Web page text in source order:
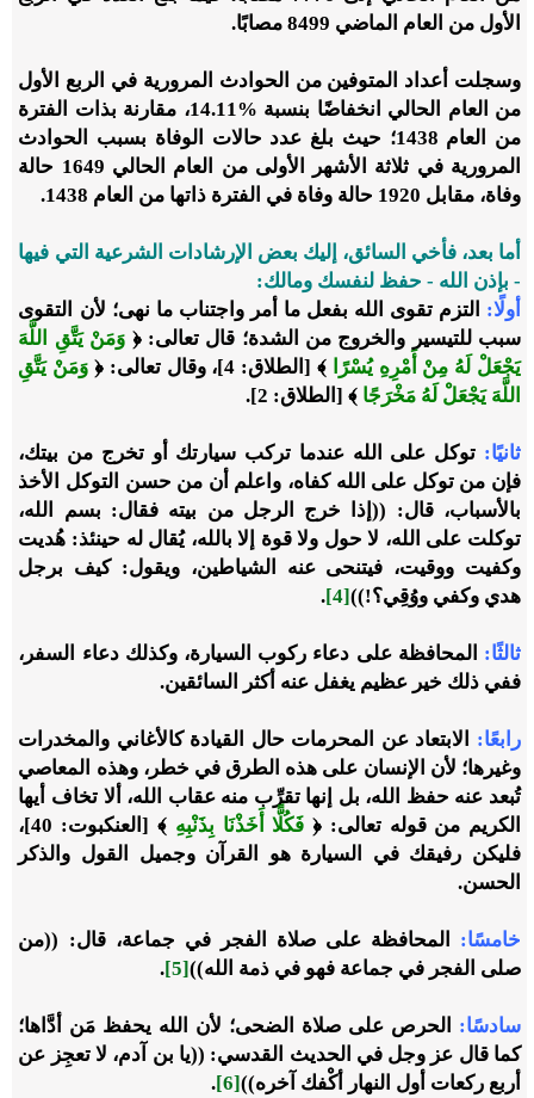
الأول من العام الماضي 8499 مصابًا.
وسجلت أعداد المتوفين من الحوادث المرورية في الربع الأول
من العام الحالي انخفاضًا بنسبة %14.11، مقارنة بذات الفترة
من العام 1438؛ حيث بلغ عدد حالات الوفاة بسبب الحوادث
المرورية في ثلاثة الأشهر الأولى من العام الحالي 1649 حالة
وفاة، مقابل 1920 حالة وفاة في الفترة ذاتها من العام 1438.
أما بعد، فأخي السائق، إليك بعض الإرشادات الشرعية التي فيها
- بإذن الله - حفظ لنفسك ومالك:
أولًا: التزم تقوى الله بفعل ما أمر واجتناب ما نهى؛ لأن التقوى
سبب للتيسير والخروج من الشدة؛ قال تعالى:﴿ وَمَنْ يَتَّقِ اللَّهَ
يَجْعَلْ لَهُ مِنْ أَمْرِهِ يُسْرًا
﴾ [الطلاق: 4] ، وقال تعالى: ﴿ وَمَنْ يَتَّقِ
اللَّهَ يَجْعَلْ لَهُ مَخْرَجًا ﴾ [الطلاق: 2] .
ثانيًا: توكل على الله عندما تركب سيارتك أو تخرج من بيتك،
فإن من توكل على الله كفاه، واعلم أن من حسن التوكل الأخذ
بالأسباب، قال: ((إذا خرج الرجل من بيته فقال: بسم الله،
توكلت على الله، لا حول ولا قوة إلا بالله، يُقال له حينئذ: هُديت
وكفيت ووقيت، فيتنحى عنه الشياطين، ويقول: كيف برجل
هدي وكفي ووُقِي؟!))[4]
.
ثالثًا: المحافظة على دعاء ركوب السيارة، وكذلك دعاء السفر،
ففي ذلك خير عظيم يغفل عنه أكثر السائقين.
رابعًا:
الابتعاد عن المحرمات حال القيادة كالأغاني والمخدرات
وغيرها؛ لأن الإنسان على هذه الطرق في خطر، وهذه المعاصي
تُبعد عنه حفظ الله، بل إنها تقرِّب منه عقاب الله، ألا تخاف أيها
الكريم من قوله تعالى: ﴿ فَكُلًّا أَخَذْنَا بِذَنْبِهِ ﴾ [العنكبوت: 40]
،
فليكن رفيقك في السيارة هو القرآن وجميل القول والذكر
الحسن.
خامسًا: المحافظة على صلاة الفجر في جماعة، قال: ((من
صلى الفجر في جماعة فهو في ذمة الله))
[5]
.
سادسًا:
الحرص على صلاة الضحى؛ لأن الله يحفظ مَن أدَّاها؛
كما قال عز وجل في الحديث القدسي: ((يا بن آدم، لا تعجِز عن
أربع ركعات أول النهار أكْفك آخره))
[6]
.